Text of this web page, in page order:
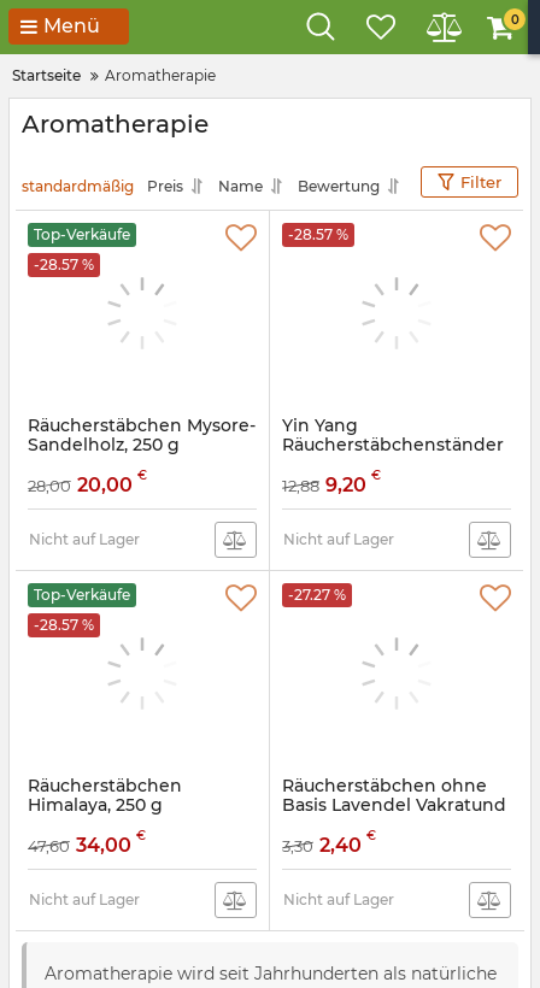
Menü 0
Startseite Aromatherapie
Aromatherapie
standardmäßig Preis Name Bewertung Filter
Top-Verkäufe
-28.57 %
Räucherstäbchen Mysore-
Sandelholz, 250 g
Artikelnummer:
28,00 20,00 €
Nicht auf Lager
-28.57 %
Yin Yang
Räucherstäbchenständer
Artikelnummer:
12,88 9,20 €
Nicht auf Lager
Top-Verkäufe
-28.57 %
Räucherstäbchen
Himalaya, 250 g
Artikelnummer:
47,60 34,00 €
Nicht auf Lager
-27.27 %
Räucherstäbchen ohne
Basis Lavendel Vakratund
Artikelnummer:
3,30 2,40 €
Nicht auf Lager
Aromatherapie wird seit Jahrhunderten als natürliche